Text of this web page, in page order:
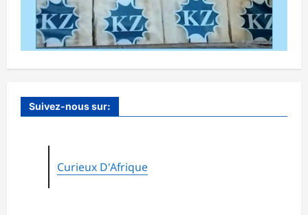
Suivez-nous sur:
Curieux D'Afrique